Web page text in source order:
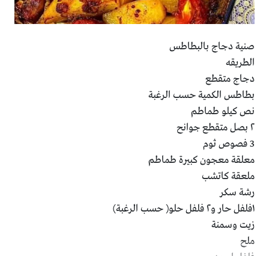
صنية دجاج بالبطاطس
الطريقه
دجاج متقطع
بطاطس الكمية حسب الرغبة
نص كيلو طماطم
٢ بصل متقطع جوانح
3 فصوص ثوم
معلقة معجون كبيرة طماطم
ملعقة كاتشب
رشة سكر
١فلفل حار و٢ فلفل حلو( حسب الرغبة)
زيت وسمنة
ملح